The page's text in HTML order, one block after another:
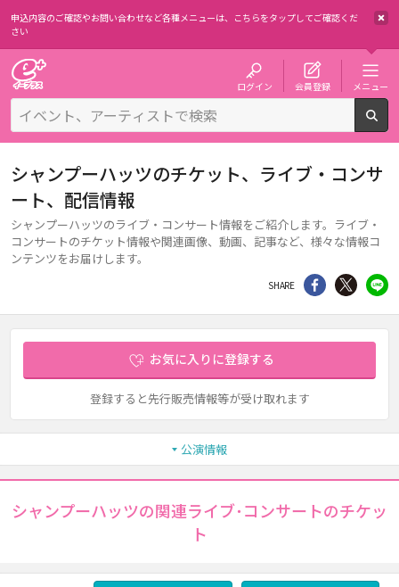
申込内容のご確認やお問い合わせなど各種メニューは、 こちらをタップしてご確認くだ
さい
ログイン 会員登録 メニュー
シャンプーハッツのチケット、ライブ・コンサ
ート、配信情報
シャンプーハッツのライブ・コンサート情報をご紹介します。ライブ・
コンサートのチケット情報や関連画像、動画、記事など、様々な情報コ
ンテンツをお届けします。
SHARE シェア Twitter
お気に入りに登録する
登録すると先行販売情報等が受け取れます
公演情報
シャンプーハッツの関連ライブ･コンサートのチケッ
ト